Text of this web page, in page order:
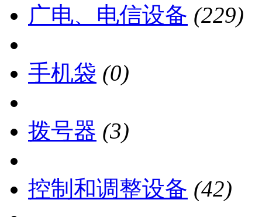
广电、电信设备 (229)
手机袋 (0)
拨号器 (3)
控制和调整设备 (42)